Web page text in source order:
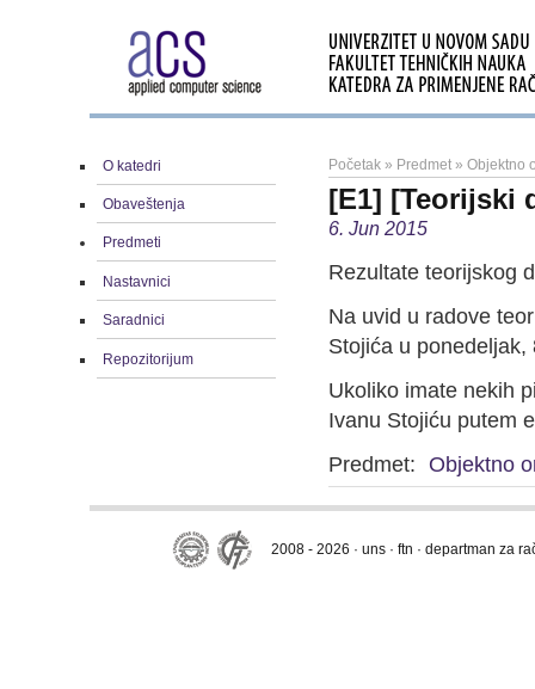
O katedri
Obaveštenja
Predmeti
Nastavnici
Saradnici
Repozitorijum
Početak » Predmet » Objektno
[E1] [Teorijski
6. Jun 2015
Rezultate teorijskog
Na uvid u radove
Stojića u
Ukoliko imate nekih
Ivanu Stojiću putem
Predmet:
Objektno
2008 - 2026 · uns · ftn · departman za